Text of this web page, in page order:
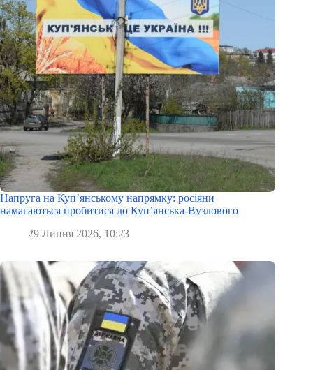
Напруга на Куп’янському напрямку: росіяни
намагаються пробитися до Куп’янська-Вузлового
29 Липня 2026, 10:23